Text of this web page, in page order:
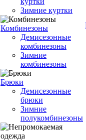
Зимние куртки
Комбинезоны
Демисезонные
комбинезоны
Зимние
комбинезоны
Брюки
Демисезонные
брюки
Зимние
полукомбинезоны